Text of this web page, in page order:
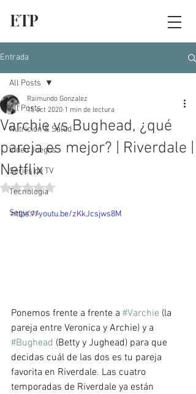
ETP
Entrada
All Posts
Nutrición & Salud
Video Juegos
Series de TV
Tecnología
Seguros
All Posts
Varchie vs Bughead, ¿qué
pareja es mejor? | Riverdale |
Netflix
Raimundo Gonzalez
15 oct 2020 1 min de lectura
Obtuvo NaN de 5 estrellas.
https://youtu.be/zKkJcsjws8M
Ponemos frente a frente a #Varchie (la
pareja entre Veronica y Archie) y a
#Bughead (Betty y Jughead) para que
decidas cuál de las dos es tu pareja
favorita en Riverdale. Las cuatro
temporadas de Riverdale ya están